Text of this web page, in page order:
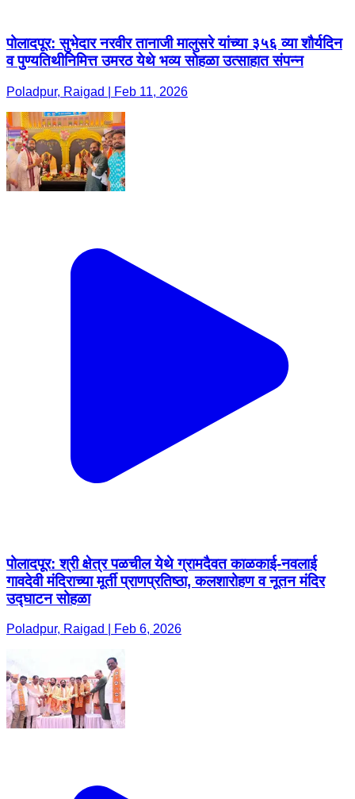
पोलादपूर: सुभेदार नरवीर तानाजी मालुसरे यांच्या ३५६ व्या शौर्यदिन
व पुण्यतिथीनिमित्त उमरठ येथे भव्य सोहळा उत्साहात संपन्न
Poladpur, Raigad | Feb 11, 2026
पोलादपूर: श्री क्षेत्र पळचील येथे ग्रामदैवत काळकाई-नवलाई
गावदेवी मंदिराच्या मूर्ती प्राणप्रतिष्ठा, कलशारोहण व नूतन मंदिर
उद्घाटन सोहळा
Poladpur, Raigad | Feb 6, 2026